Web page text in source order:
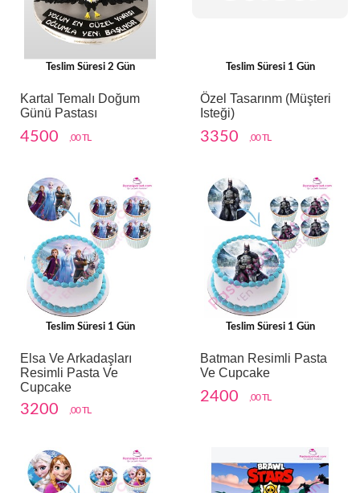
Teslim Süresi 2 Gün
Kartal Temalı Doğum
Günü Pastası
4500 ,00 TL
Teslim Süresi 1 Gün
Özel Tasarınm (müşteri
Isteği)
3350 ,00 TL
Teslim Süresi 1 Gün
Elsa Ve Arkadaşları
Resimli Pasta Ve
Cupcake
3200 ,00 TL
Teslim Süresi 1 Gün
Batman Resimli Pasta
Ve Cupcake
2400 ,00 TL